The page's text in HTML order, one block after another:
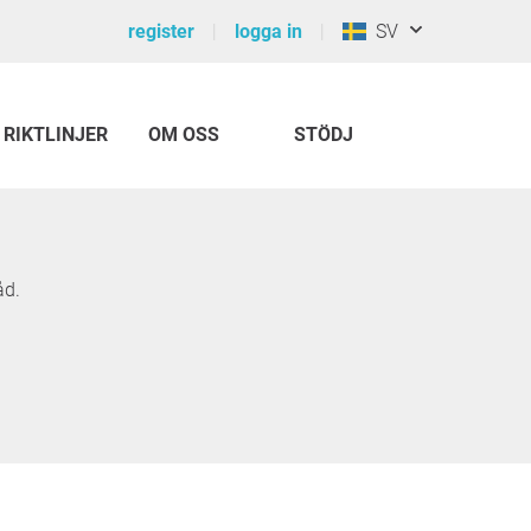
register logga in SV
RIKTLINJER OM OSS STÖDJ